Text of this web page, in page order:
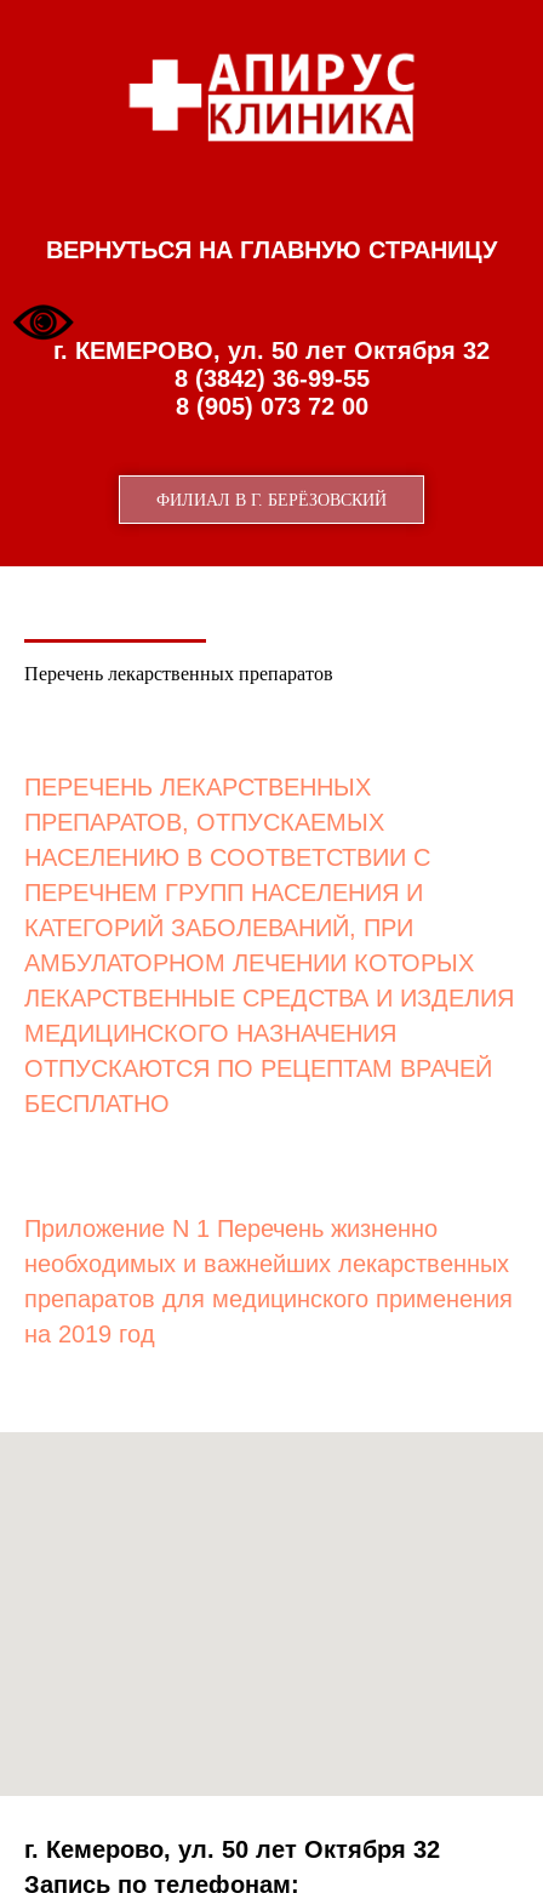
ВЕРНУТЬСЯ НА ГЛАВНУЮ СТРАНИЦУ
г. КЕМЕРОВО, ул. 50 лет Октября 32
8 (3842) 36-99-55
8 (905) 073 72 00
ФИЛИАЛ В Г. БЕРЁЗОВСКИЙ
Перечень лекарственных препаратов
ПЕРЕЧЕНЬ ЛЕКАРСТВЕННЫХ
ПРЕПАРАТОВ, ОТПУСКАЕМЫХ
НАСЕЛЕНИЮ В СООТВЕТСТВИИ С
ПЕРЕЧНЕМ ГРУПП НАСЕЛЕНИЯ И
КАТЕГОРИЙ ЗАБОЛЕВАНИЙ, ПРИ
АМБУЛАТОРНОМ ЛЕЧЕНИИ КОТОРЫХ
ЛЕКАРСТВЕННЫЕ СРЕДСТВА И ИЗДЕЛИЯ
МЕДИЦИНСКОГО НАЗНАЧЕНИЯ
ОТПУСКАЮТСЯ ПО РЕЦЕПТАМ ВРАЧЕЙ
БЕСПЛАТНО
Приложение N 1 Перечень жизненно
необходимых и важнейших лекарственных
препаратов для медицинского применения
на 2019 год
г. Кемерово, ул. 50 лет Октября 32
Запись по телефонам: